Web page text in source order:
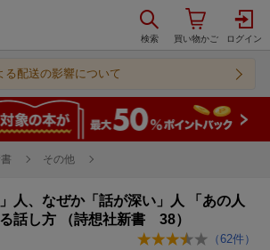
る配送の影響について
その他
人、なぜか「話が深い」人 「あの人
話し方 （詩想社新書 38）
（62件）